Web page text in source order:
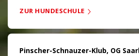
ZUR HUNDESCHULE
Pinscher-Schnauzer-Klub, OG